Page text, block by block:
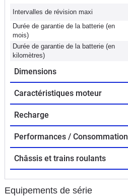
Intervalles de révision maxi
Durée de garantie de la batterie (en
mois)
Durée de garantie de la batterie (en
kilomètres)
Dimensions
Caractéristiques moteur
Recharge
Performances / Consommation
Châssis et trains roulants
Equipements de série